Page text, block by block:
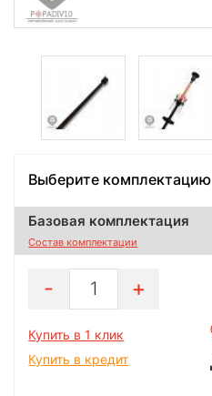
Выберите комплектацию
Базовая комплектация
Состав комплектации
1
Купить в 1 клик
Купить в кредит